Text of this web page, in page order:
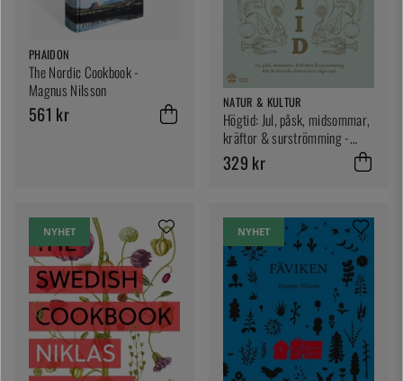
PHAIDON
The Nordic Cookbook -
Magnus Nilsson
561 kr NATUR & KULTUR
Högtid: Jul, påsk, midsommar,
kräftor & surströmming -
Stefan Ekengren
329 kr
NYHET NYHET